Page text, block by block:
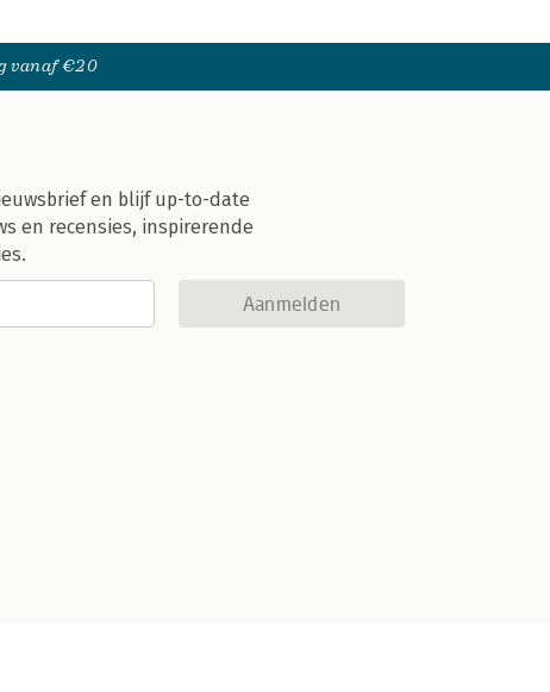
vanaf €20
en blijf up-to-date
en recensies, inspirerende
Aanmelden